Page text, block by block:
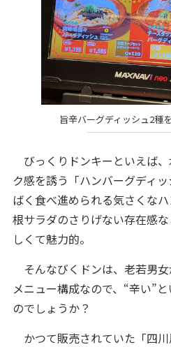
旨辛バーグディッシュ2種
びっくりドンキーといえば
ク感を誘う「ハンバーグディ
ばく食べ進められる気さくな
根サラダのさりげない存在感
しくて魅力的。
そんなびくドンは、老若男
メニュー構成なので、“辛い”
のでしょうか？
かつて販売されていた「四